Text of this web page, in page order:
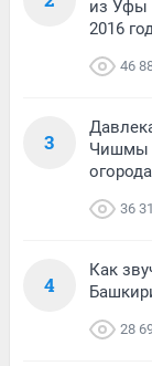
из Уфы
2016
46
3
Чишмы
36
4
Как
28